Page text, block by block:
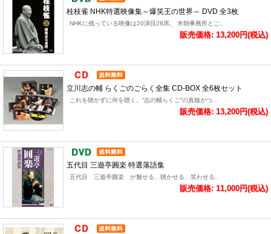
桂枝雀 NHK特選映像集～爆笑王の世界～ DVD 全3枚
NHKに残っている映像は20演目28席。 米朝事務所とご..
販売価格: 13,200円(税込)
立川志の輔 らくごのごらく全集 CD-BOX 全6枚セット
これを聴かずに何を聴く。“志の輔らくご”の真髄がつ..
販売価格: 13,200円(税込)
五代目 三遊亭圓楽 特選落語集
五代目 三遊亭圓楽 が魅せる、聴かせる、笑わせる..
販売価格: 11,000円(税込)